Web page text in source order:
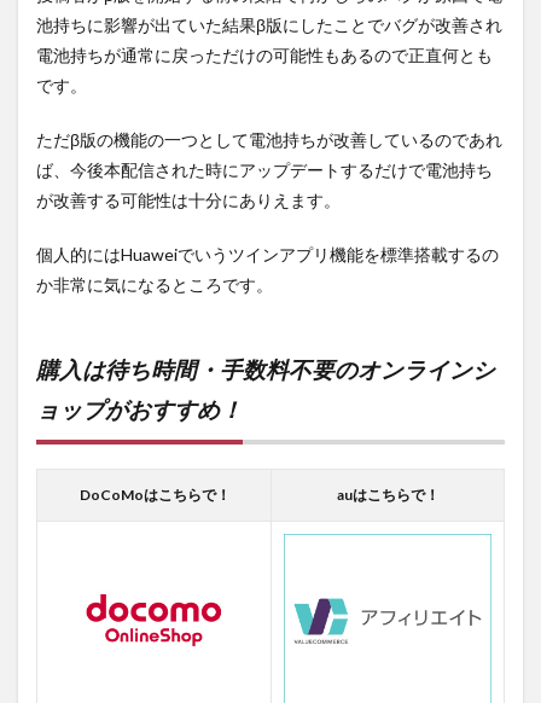
池持ちに影響が出ていた結果β版にしたことでバグが改善され
電池持ちが通常に戻っただけの可能性もあるので正直何とも
です。
ただβ版の機能の一つとして電池持ちが改善しているのであれ
ば、今後本配信された時にアップデートするだけで電池持ち
が改善する可能性は十分にありえます。
個人的にはHuaweiでいうツインアプリ機能を標準搭載するの
か非常に気になるところです。
購入は待ち時間・手数料不要のオンラインシ
ョップがおすすめ！
DoCoMoはこちらで！ auはこちらで！